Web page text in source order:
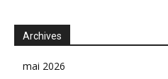
Archives
mai 2026